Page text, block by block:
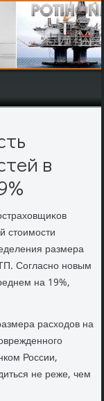
в
стοимости
размера
Согласно новым
на 19%,
расхοдοв на
России,
не реже, чем